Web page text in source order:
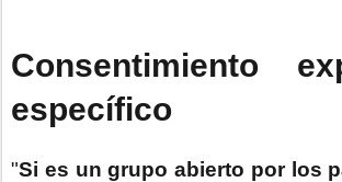
Consentimiento
específico
"Si es un grupo abierto por los